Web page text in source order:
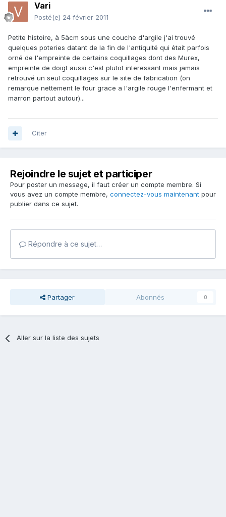
Vari
Posté(e) 24 février 2011
Petite histoire, à 5àcm sous une couche d'argile j'ai trouvé
quelques poteries datant de la fin de l'antiquité qui était parfois
orné de l'empreinte de certains coquillages dont des Murex,
empreinte de doigt aussi c'est plutot interessant mais jamais
retrouvé un seul coquillages sur le site de fabrication (on
remarque nettement le four grace a l'argile rouge l'enfermant et
marron partout autour)...
Citer
Rejoindre le sujet et participer
Pour poster un message, il faut créer un compte membre. Si
vous avez un compte membre, connectez-vous maintenant pour
publier dans ce sujet.
Répondre à ce sujet…
Partager Abonnés 0
Aller sur la liste des sujets